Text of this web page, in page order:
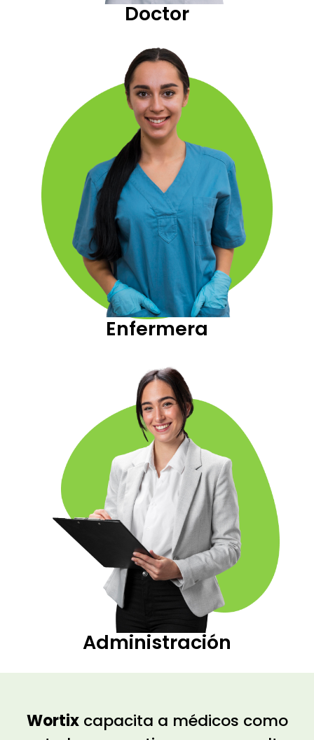
Doctor
Enfermera
Administración
Wortixcapacita a médicos como